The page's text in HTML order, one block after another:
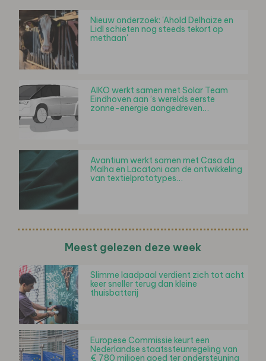
Nieuw onderzoek: 'Ahold Delhaize en
Lidl schieten nog steeds tekort op
methaan'
AIKO werkt samen met Solar Team
Eindhoven aan ’s werelds eerste
zonne-energie aangedreven…
Avantium werkt samen met Casa da
Malha en Lacatoni aan de ontwikkeling
van textielprototypes…
Meest gelezen deze week
Slimme laadpaal verdient zich tot acht
keer sneller terug dan kleine
thuisbatterij
Europese Commissie keurt een
Nederlandse staatssteunregeling van
€ 780 miljoen goed ter ondersteuning